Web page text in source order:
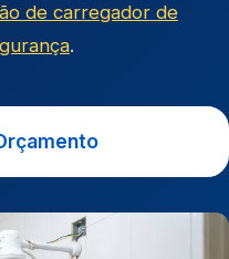
de carregador de
.